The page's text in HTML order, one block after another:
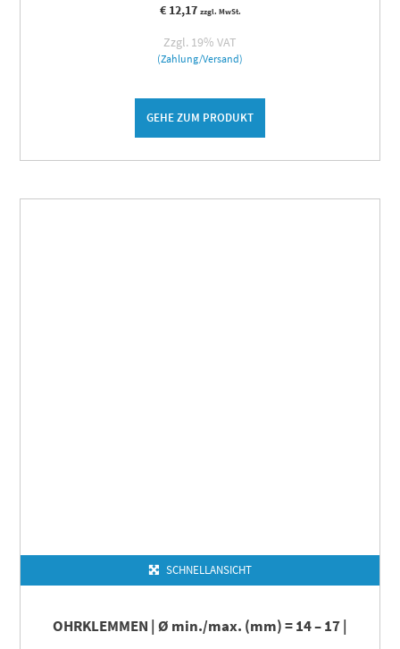
€12,17 zzgl. MwSt.
Zzgl. 19% VAT
(Zahlung/Versand)
GEHE ZUM PRODUKT
SCHNELLANSICHT
OHRKLEMMEN | Ø min./max. (mm) = 14 – 17 |